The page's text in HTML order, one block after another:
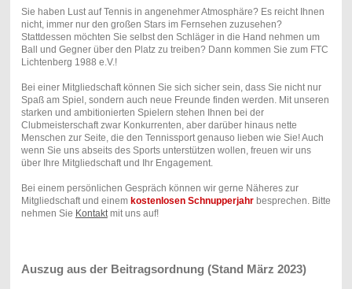
Sie haben Lust auf Tennis in angenehmer Atmosphäre? Es reicht Ihnen
nicht, immer nur den großen Stars im Fernsehen zuzusehen?
Stattdessen möchten Sie selbst den Schläger in die Hand nehmen um
Ball und Gegner über den Platz zu treiben? Dann kommen Sie zum FTC
Lichtenberg 1988 e.V.!
Bei einer Mitgliedschaft können Sie sich sicher sein, dass Sie nicht nur
Spaß am Spiel, sondern auch neue Freunde finden werden. Mit unseren
starken und ambitionierten Spielern stehen Ihnen bei der
Clubmeisterschaft zwar Konkurrenten, aber darüber hinaus nette
Menschen zur Seite, die den Tennissport genauso lieben wie Sie! Auch
wenn Sie uns abseits des Sports unterstützen wollen, freuen wir uns
über Ihre Mitgliedschaft und Ihr Engagement.
Bei einem persönlichen Gespräch können wir gerne Näheres zur
Mitgliedschaft und einem kostenlosen Schnupperjahrbesprechen. Bitte
nehmen Sie Kontaktmit uns auf!
Auszug aus der Beitragsordnung (Stand März 2023)